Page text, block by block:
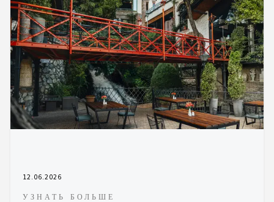
12.06.2026
УЗНАТЬ БОЛЬШЕ